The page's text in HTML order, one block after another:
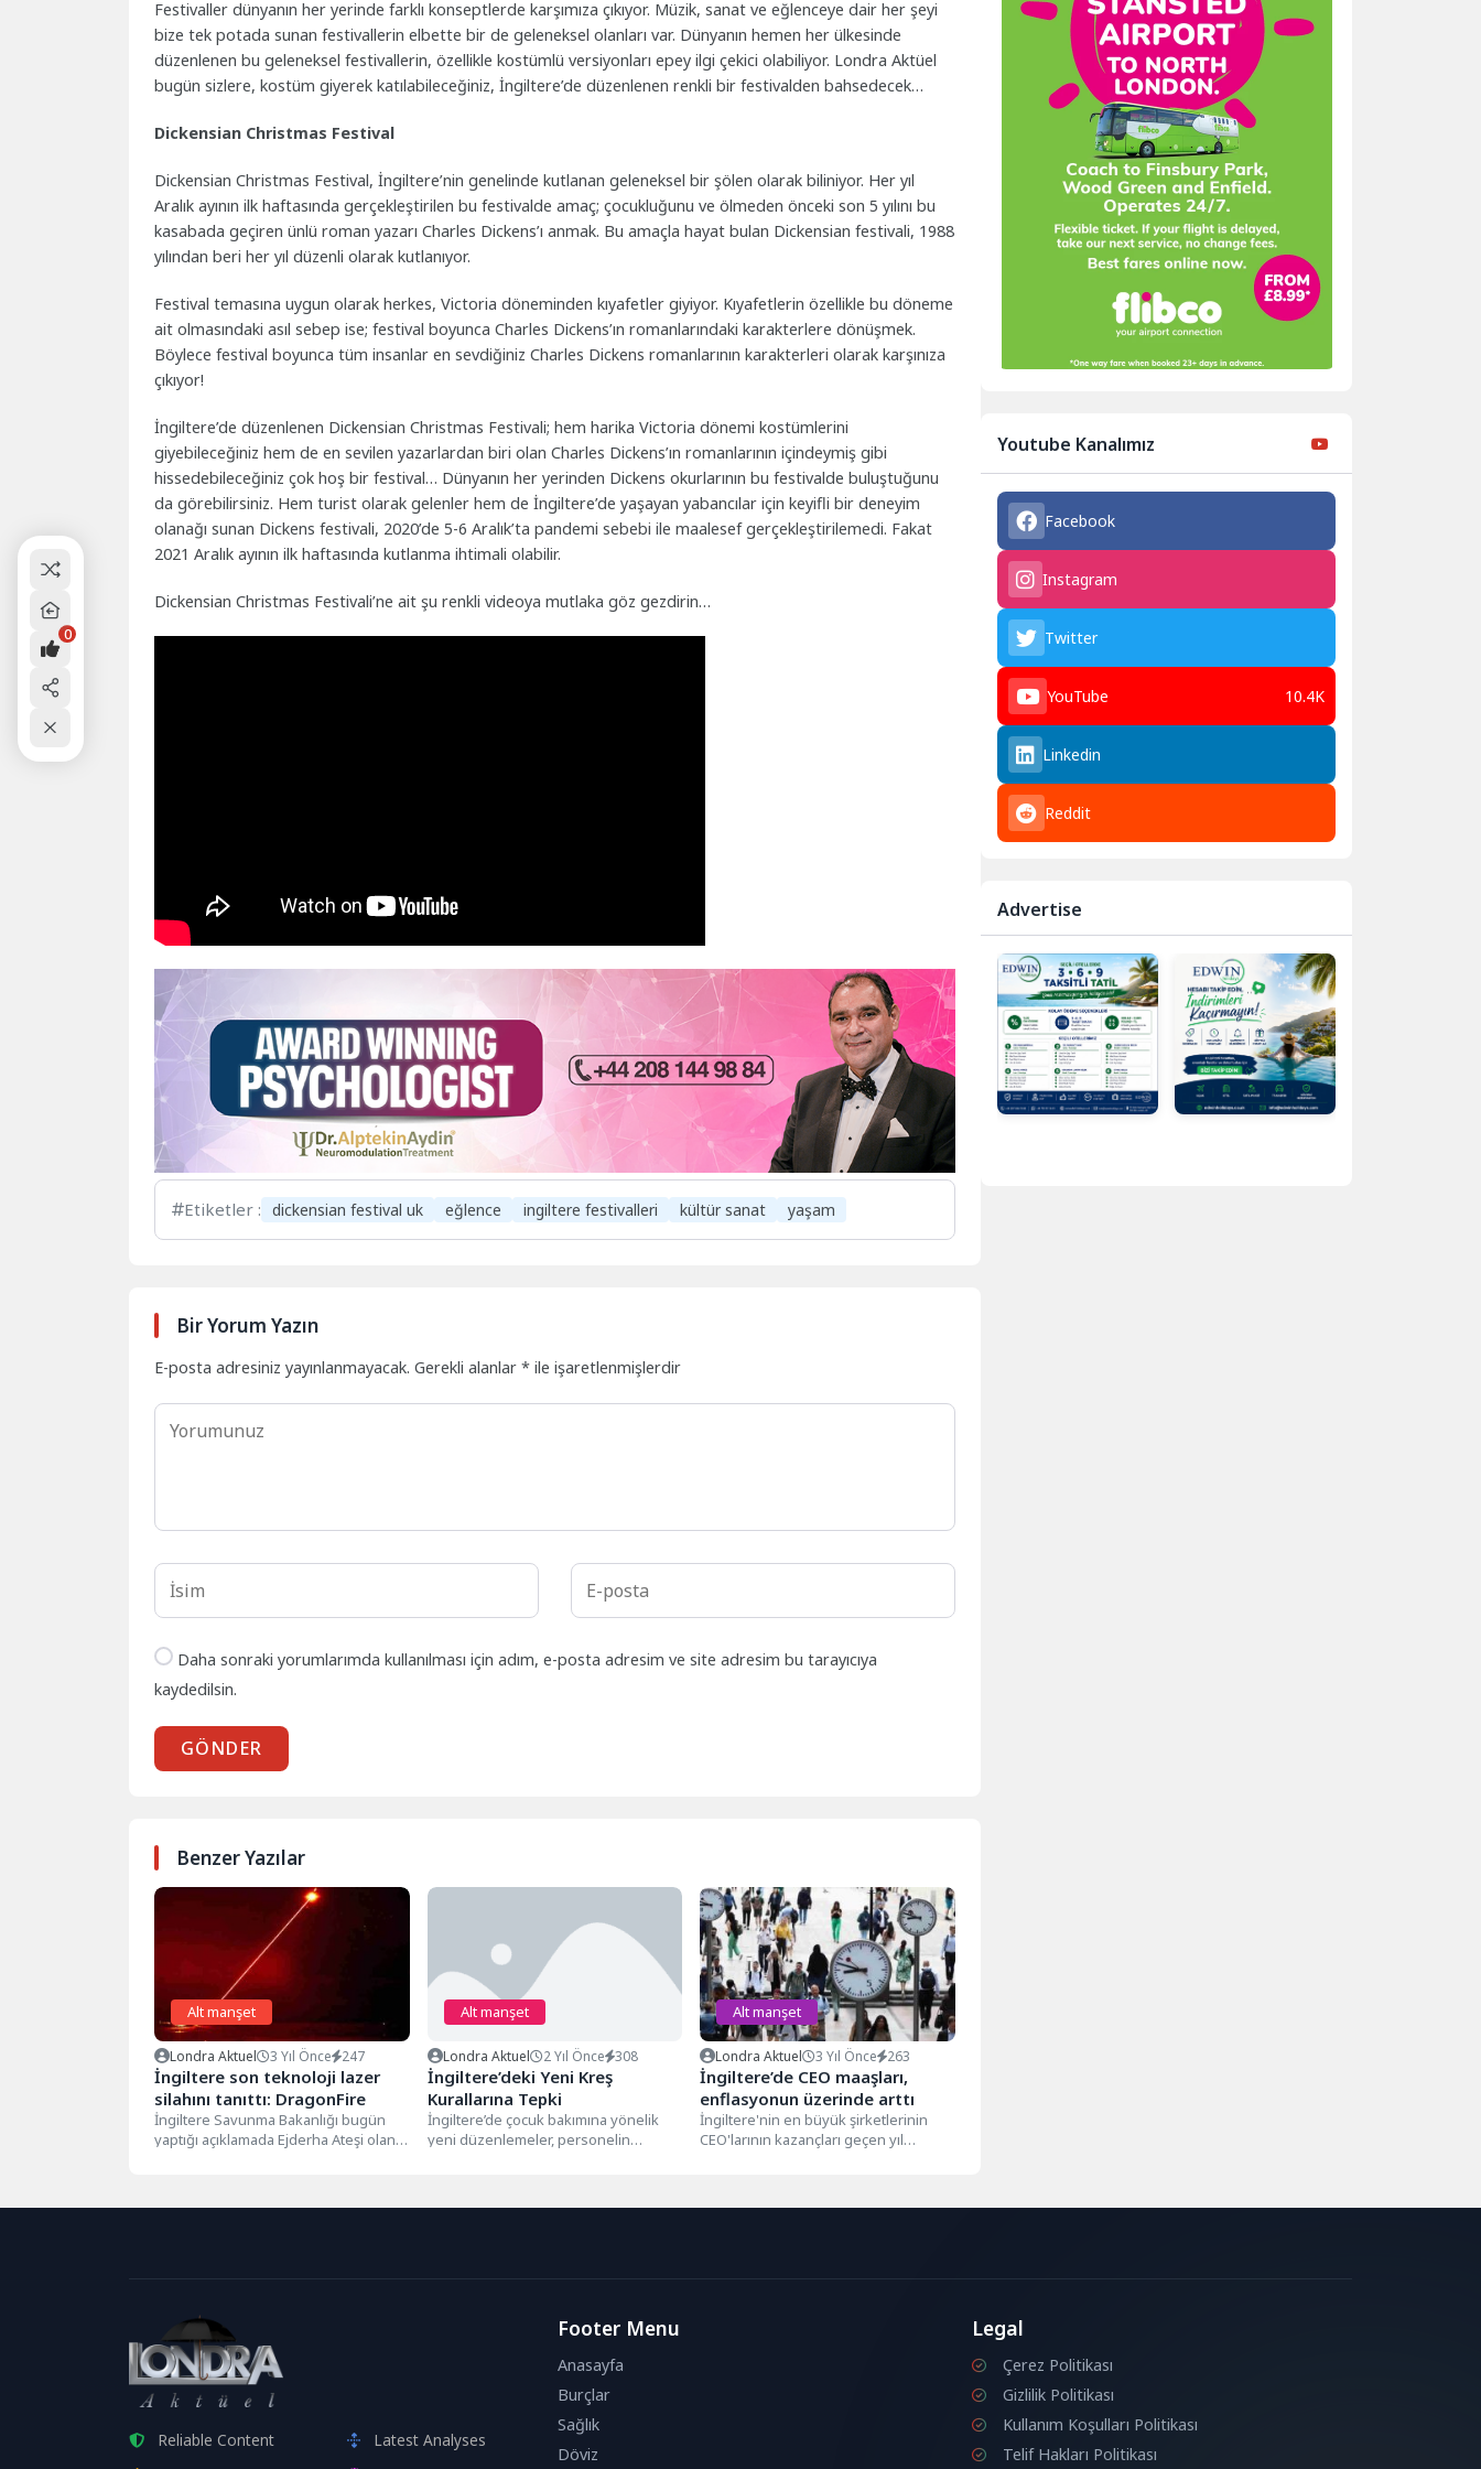
Festivaller dünyanın her yerinde farklı konseptlerde karşımıza çıkıyor. Müzik, sanat ve eğlenceye dair her şeyi
bize tek potada sunan festivallerin elbette bir de geleneksel olanları var. Dünyanın hemen her ülkesinde
düzenlenen bu geleneksel festivallerin, özellikle kostümlü versiyonları epey ilgi çekici olabiliyor. Londra Aktüel
bugün sizlere, kostüm giyerek katılabileceğiniz, İngiltere’de düzenlenen renkli bir festivalden bahsedecek…
Dickensian Christmas Festival
Dickensian Christmas Festival, İngiltere’nin genelinde kutlanan geleneksel bir şölen olarak biliniyor. Her yıl
Aralık ayının ilk haftasında gerçekleştirilen bu festivalde amaç; çocukluğunu ve ölmeden önceki son 5 yılını bu
kasabada geçiren ünlü roman yazarı Charles Dickens’ı anmak. Bu amaçla hayat bulan Dickensian festivali, 1988
yılından beri her yıl düzenli olarak kutlanıyor.
Festival temasına uygun olarak herkes, Victoria döneminden kıyafetler giyiyor. Kıyafetlerin özellikle bu döneme
ait olmasındaki asıl sebep ise; festival boyunca Charles Dickens’ın romanlarındaki karakterlere dönüşmek.
Böylece festival boyunca tüm insanlar en sevdiğiniz Charles Dickens romanlarının karakterleri olarak karşınıza
çıkıyor!
İngiltere’de düzenlenen Dickensian Christmas Festivali; hem harika Victoria dönemi kostümlerini
giyebileceğiniz hem de en sevilen yazarlardan biri olan Charles Dickens’ın romanlarının içindeymiş gibi
hissedebileceğiniz çok hoş bir festival… Dünyanın her yerinden Dickens okurlarının bu festivalde buluştuğunu
da görebilirsiniz. Hem turist olarak gelenler hem de İngiltere’de yaşayan yabancılar için keyifli bir deneyim
olanağı sunan Dickens festivali, 2020’de 5-6 Aralık’ta pandemi sebebi ile maalesef gerçekleştirilemedi. Fakat
2021 Aralık ayının ilk haftasında kutlanma ihtimali olabilir.
Dickensian Christmas Festivali’ne ait şu renkli videoya mutlaka göz gezdirin…
Etiketler : dickensian festival uk eğlence ingiltere festivalleri kültür sanat yaşam
Bir Yorum Yazın
E-posta adresiniz yayınlanmayacak. Gerekli alanlar* ile işaretlenmişlerdir
Daha sonraki yorumlarımda kullanılması için adım, e-posta adresim ve site adresim bu tarayıcıya
kaydedilsin.
GÖNDER
Benzer Yazılar
Alt manşet
Londra Aktuel 3 Yıl Önce 247
İngiltere son teknoloji lazer
silahını tanıttı: DragonFire
İngiltere Savunma Bakanlığı bugün
yaptığı açıklamada Ejderha Ateşi olan
Alt manşet
Londra Aktuel 2 Yıl Önce 308
İngiltere’deki Yeni Kreş
Kurallarına Tepki
İngiltere’de çocuk bakımına yönelik
yeni düzenlemeler, personelin
Alt manşet
Londra Aktuel 3 Yıl Önce 263
İngiltere’de CEO maaşları,
enflasyonun üzerinde arttı
İngiltere'nin en büyük şirketlerinin
CEO'larının kazançları geçen yıl
Youtube Kanalımız
Facebook
Instagram
Twitter
YouTube 10.4K
Linkedin
Reddit
Advertise
Reliable Content
Latest Analyses
Footer Menu
Anasayfa
Burçlar
Sağlık
Döviz
Legal
Çerez Politikası
Gizlilik Politikası
Kullanım Koşulları Politikası
Telif Hakları Politikası
0